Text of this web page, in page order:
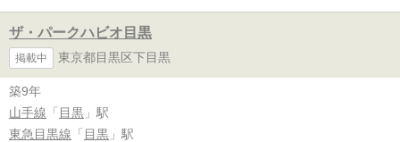
ザ・パークハビオ目黒
掲載中 東京都目黒区下目黒
築9年
山手線 「 目黒 」駅
東急目黒線 「 目黒 」駅